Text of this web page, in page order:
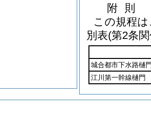
附 則
この規程
別表(第2条
城合都市下水路樋
江川第一幹線樋門